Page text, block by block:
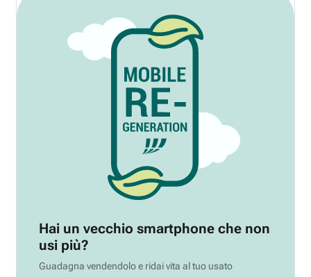
Hai un vecchio smartphone che non
usi più?
Guadagna vendendolo e ridai vita al tuo usato